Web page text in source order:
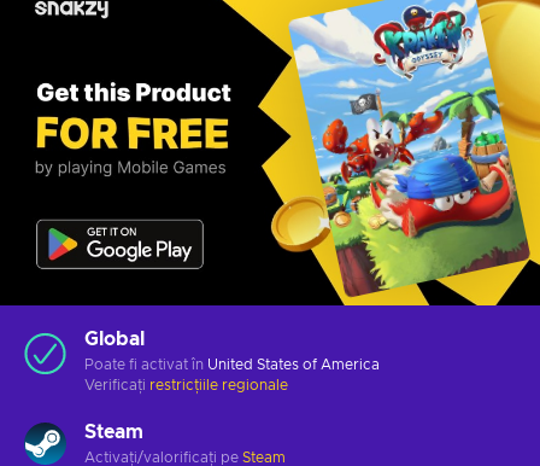
Global
Poate fi activat în United States of America
Verificați restricțiile regionale
Steam
Activați/valorificați pe Steam